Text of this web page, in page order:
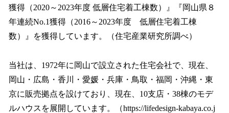
獲得（2020～2023年度 低層住宅着工棟数）』『岡山県８
年連続No.1獲得（2016～2023年度 低層住宅着工棟
数）』を獲得しています。（住宅産業研究所調べ）
当社は、1972年に岡山で設立された住宅会社で、現在、
岡山・広島・香川・愛媛・兵庫・鳥取・福岡・沖縄・東
京に販売拠点を設けており、現在、10支店・38棟のモデ
ルハウスを展開しています。（https://lifedesign-kabaya.co.j